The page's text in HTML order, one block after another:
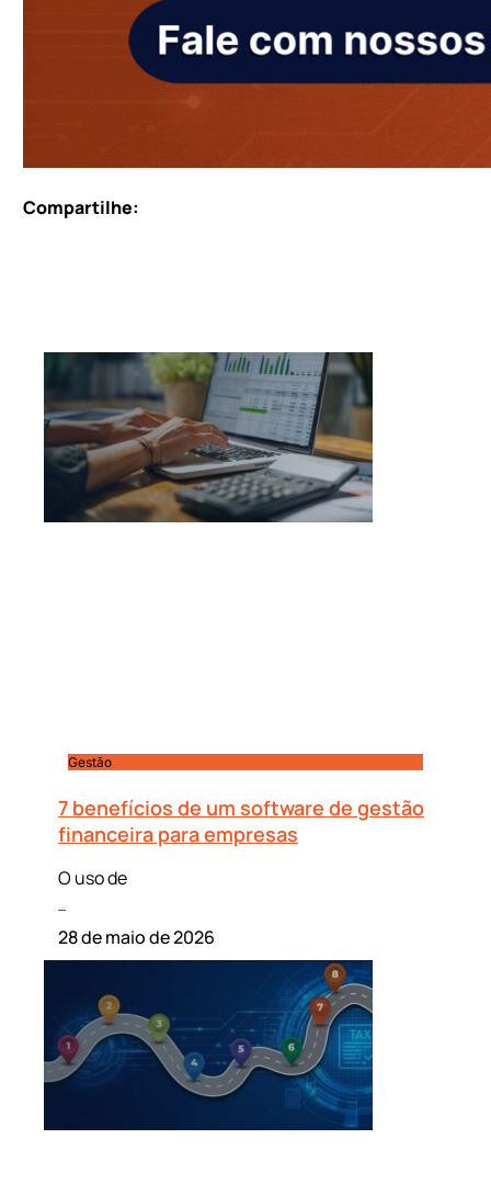
Compartilhe:
Gestão
7 benefícios de um software de gestão
financeira para empresas
O uso de
28 de maio de 2026